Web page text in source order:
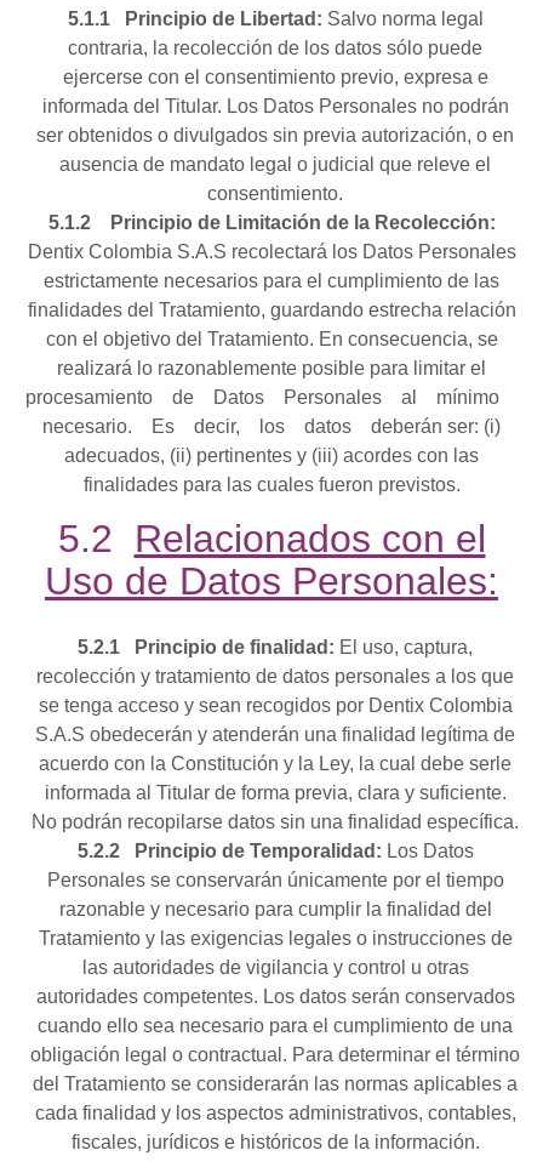
5.1.1 Principio de Libertad: Salvo norma legal
contraria, la recolección de los datos sólo puede
ejercerse con el consentimiento previo, expresa e
informada del Titular. Los Datos Personales no podrán
ser obtenidos o divulgados sin previa autorización, o en
ausencia de mandato legal o judicial que releve el
consentimiento.
5.1.2
Principio de Limitación de la Recolección:
Dentix Colombia S.A.S recolectará los Datos Personales
estrictamente necesarios para el cumplimiento de las
finalidades del Tratamiento, guardando estrecha relación
con el objetivo del Tratamiento. En consecuencia, se
realizará lo razonablemente posible para limitar el
procesamiento de Datos Personales al mínimo
necesario. Es decir, los datos deberán ser: (i)
adecuados, (ii) pertinentes y (iii) acordes con las
finalidades para las cuales fueron previstos.
5.2 Relacionados con el
Uso de Datos Personales:
5.2.1 Principio de finalidad: El uso, captura,
recolección y tratamiento de datos personales a los que
se tenga acceso y sean recogidos por Dentix Colombia
S.A.S obedecerán y atenderán una finalidad legítima de
acuerdo con la Constitución y la Ley, la cual debe serle
informada al Titular de forma previa, clara y suficiente.
No podrán recopilarse datos sin una finalidad específica.
5.2.2
Principio de Temporalidad: Los Datos
Personales se conservarán únicamente por el tiempo
razonable y necesario para cumplir la finalidad del
Tratamiento y las exigencias legales o instrucciones de
las autoridades de vigilancia y control u otras
autoridades competentes. Los datos serán conservados
cuando ello sea necesario para el cumplimiento de una
obligación legal o contractual. Para determinar el término
del Tratamiento se considerarán las normas aplicables a
cada finalidad y los aspectos administrativos, contables,
fiscales, jurídicos e históricos de la información.